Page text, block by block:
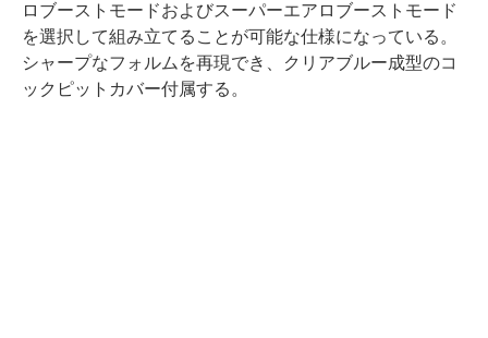
ロブーストモードおよびスーパーエアロブーストモード
を選択して組み立てることが可能な仕様になっている。
シャープなフォルムを再現でき、クリアブルー成型のコ
ックピットカバー付属する。